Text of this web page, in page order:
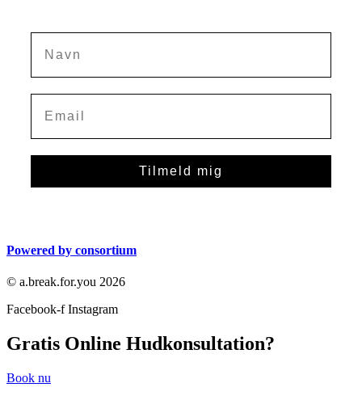
Tilmeld mig
Powered by consortium
© a.break.for.you 2026
Facebook-f Instagram
Gratis Online Hudkonsultation?
Book nu